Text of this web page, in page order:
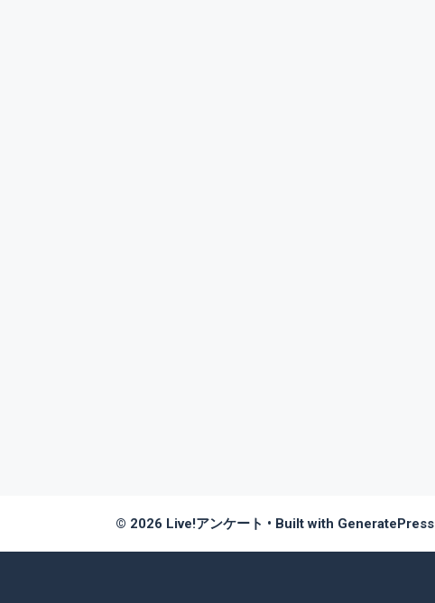
© 2026 Live!アンケート • Built with GeneratePress